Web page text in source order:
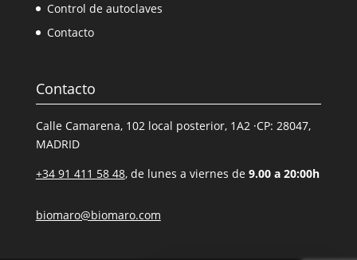
Control de autoclaves
Contacto
Contacto
Calle Camarena, 102 local posterior, 1A2 ·CP: 28047,
MADRID
+34 91 411 58 48, de lunes a viernes de 9.00 a 20:00h
biomaro@biomaro.com